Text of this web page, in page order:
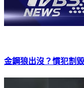
金鋼狼出沒？慣犯割